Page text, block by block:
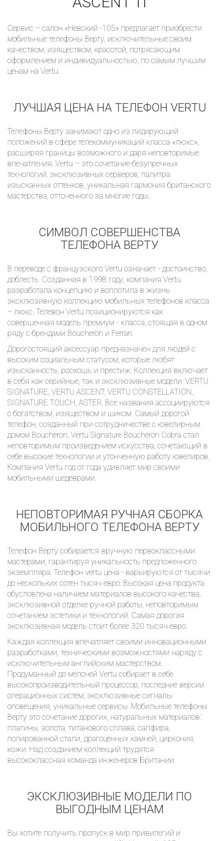
Сервис – салон «Невский -105» предлагает приобрести
мобильные телефоны Верту, исключительные своим
качеством, изяществом, красотой, потрясающим
оформлением и индивидуальностью, по самым лучшим
ценам на Vertu.
ЛУЧШАЯ ЦЕНА НА ТЕЛЕФОН VERTU
Телефоны Верту занимают одно из лидирующий
положений в сфере телекоммуникаций класса «люкс»,
расширяя границы возможного и даря неповторимые
впечатления. Vertu – это сочетание безупречных
технологий, эксклюзивных серверов, палитра
изысканных оттенков, уникальная гармония британского
мастерства, отточенного за многие годы.
СИМВОЛ СОВЕРШЕНСТВА
ТЕЛЕФОНА ВЕРТУ
В переводе с французского Vertu означает - достоинство,
доблесть. Созданная в 1998 году, компания Vertu
разработала концепцию и воплотила в жизнь
эксклюзивную коллекцию мобильных телефонов класса
– люкс. Телевон Vertu позиционируются как
совершенная модель премиум - класса, стоящая в одном
ряду с брендами Boucheron и Ferrari.
Дорогостоящий аксессуар предназначен для людей с
высоким социальным статусом, которые любят
изысканность, роскошь и престиж. Коллекция включает
в себя как серийные, так и эксклюзивные модели: VERTU
SIGNATURE, VERTU ASCENT, VERTU CONSTELLATION,
SIGNATURE TOUCH, ASTER. Все названия ассоциируются
с богатством, изяществом и шиком. Самый дорогой
телефон, созданный при сотрудничестве с ювелирным
домом Boucheron, Vertu Signature Boucheron Cobra стал
неповторимым произведением искусства, сочетающий в
себе высокие технологии и утонченную работу ювелиров.
Компания Vertu год от года удивляет мир своими
мобильными шедеврами.
НЕПОВТОРИМАЯ РУЧНАЯ СБОРКА
МОБИЛЬНОГО ТЕЛЕФОНА ВЕРТУ
Телефон Верту собирается вручную первоклассными
мастерами, гарантируя уникальность предложенного
экземпляра. Телефон vertu цена - варьируются от тысячи
до нескольких сотен тысяч евро. Высокая цена продукта
обусловлена наличием материалов высокого качества,
эксклюзивной отделке ручной работы, неповторимым
сочетанием эстетики и технологий. Самая дорогая
эксклюзивная модель стоит более 320 тысяч евро.
Каждая коллекция впечатляет своими инновационными
разработками, техническими возможностями наряду с
исключительным английским мастерством.
Продуманный до мелочей Vertu собирает в себе
высокопроизводительный процессор, последние версии
операционных систем, эксклюзивные сигналы
оповещения, уникальные сервисы. Мобильные телефоны
Верту это сочетание дорогих, натуральных материалов:
платины, золота, титанового сплава, сапфира,
полированной стали, драгоценных камней, циркония,
кожи. Над созданием коллекций трудятся
высококлассная команда инженеров Британии.
ЭКСКЛЮЗИВНЫЕ МОДЕЛИ ПО
ВЫГОДНЫМ ЦЕНАМ
Вы хотите получить пропуск в мир привилегий и
Получать на почту